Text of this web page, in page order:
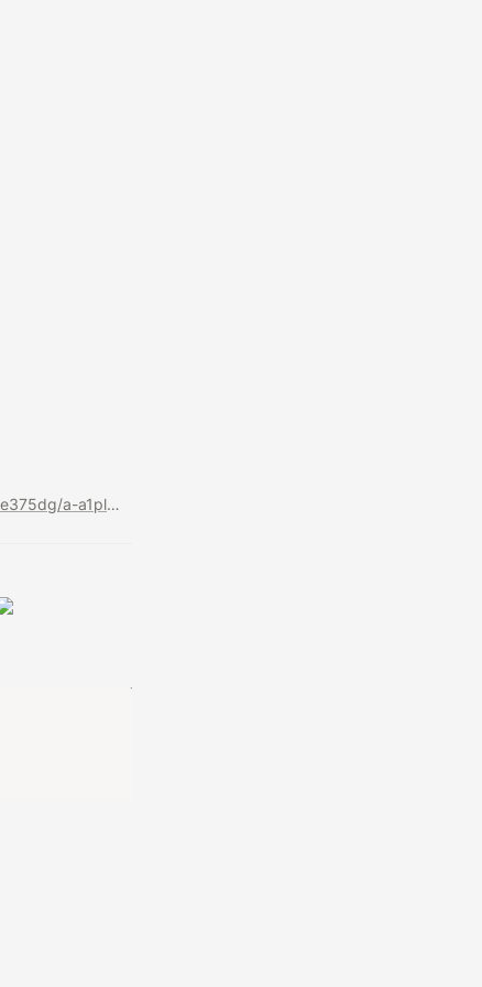
https://anchor.fm/yhpodden/episodes/1-Yh-tilldelningen-2019-e375dg/a-a1plh4